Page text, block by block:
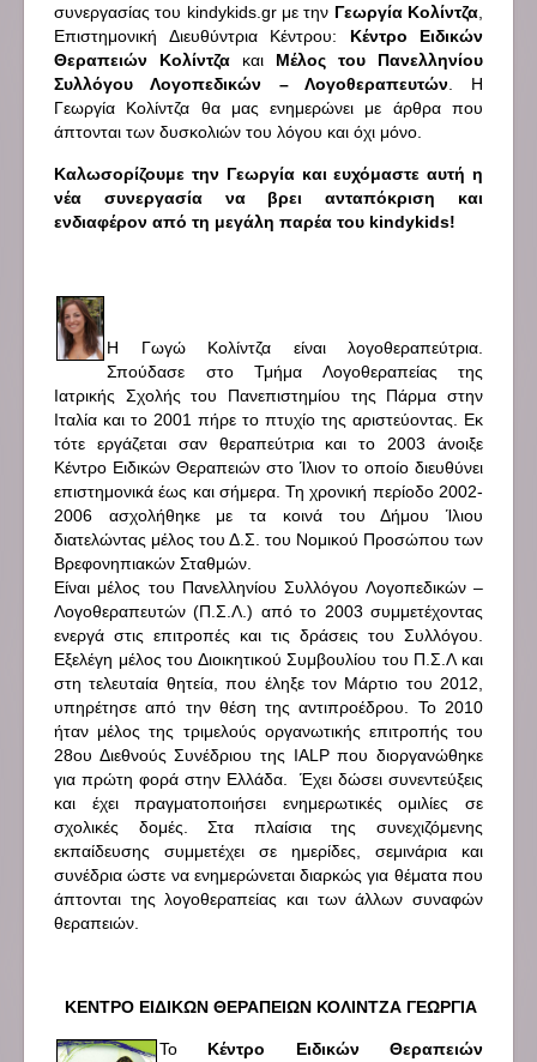
συνεργασίας του kindykids.gr με την Γεωργία Κολίντζα,
Επιστημονική Διευθύντρια Κέντρου: Κέντρο Ειδικών
Θεραπειών Κολίντζα και Μέλος του Πανελληνίου
Συλλόγου Λογοπεδικών – Λογοθεραπευτών. Η
Γεωργία Κολίντζα θα μας ενημερώνει με άρθρα που
άπτονται των δυσκολιών του λόγου και όχι μόνο.
Καλωσορίζουμε την Γεωργία και ευχόμαστε αυτή η
νέα συνεργασία να βρει ανταπόκριση και
ενδιαφέρον από τη μεγάλη παρέα του kindykids!
Η Γωγώ Κολίντζα είναι λογοθεραπεύτρια.
Σπούδασε στο Τμήμα Λογοθεραπείας της
Ιατρικής Σχολής του Πανεπιστημίου της Πάρμα στην
Ιταλία και το 2001 πήρε το πτυχίο της αριστεύοντας. Εκ
τότε εργάζεται σαν θεραπεύτρια και το 2003 άνοιξε
Κέντρο Ειδικών Θεραπειών στο Ίλιον το οποίο διευθύνει
επιστημονικά έως και σήμερα. Τη χρονική περίοδο 2002-
2006 ασχολήθηκε με τα κοινά του Δήμου Ίλιου
διατελώντας μέλος του Δ.Σ. του Νομικού Προσώπου των
Βρεφονηπιακών Σταθμών.
Είναι μέλος του Πανελληνίου Συλλόγου Λογοπεδικών –
Λογοθεραπευτών (Π.Σ.Λ.) από το 2003 συμμετέχοντας
ενεργά στις επιτροπές και τις δράσεις του Συλλόγου.
Εξελέγη μέλος του Διοικητικού Συμβουλίου του Π.Σ.Λ και
στη τελευταία θητεία, που έληξε τον Μάρτιο του 2012,
υπηρέτησε από την θέση της αντιπροέδρου. Το 2010
ήταν μέλος της τριμελούς οργανωτικής επιτροπής του
28ου Διεθνούς Συνέδριου της IALP που διοργανώθηκε
για πρώτη φορά στην Ελλάδα. Έχει δώσει συνεντεύξεις
και έχει πραγματοποιήσει ενημερωτικές ομιλίες σε
σχολικές δομές. Στα πλαίσια της συνεχιζόμενης
εκπαίδευσης συμμετέχει σε ημερίδες, σεμινάρια και
συνέδρια ώστε να ενημερώνεται διαρκώς για θέματα που
άπτονται της λογοθεραπείας και των άλλων συναφών
θεραπειών.
ΚΕΝΤΡΟ ΕΙΔΙΚΩΝ ΘΕΡΑΠΕΙΩΝ ΚΟΛΙΝΤΖΑ ΓΕΩΡΓΙΑ
Το Κέντρο Ειδικών Θεραπειών